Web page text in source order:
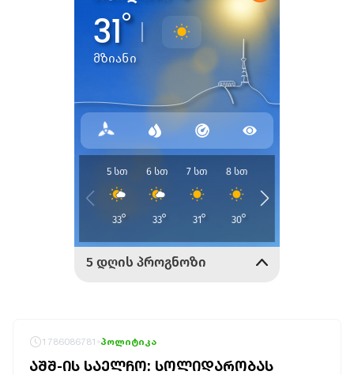
1786086781 პოლიტიკა
ᲐᲨᲨ-ᲘᲡ ᲡᲐᲔᲚᲩᲝ: ᲡᲝᲚᲘᲓᲐᲠᲝᲑᲐᲡ